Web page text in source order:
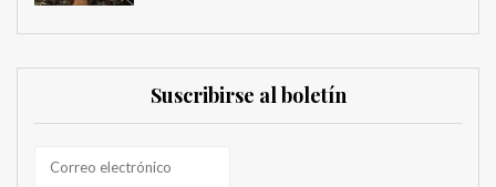
Suscribirse al boletín